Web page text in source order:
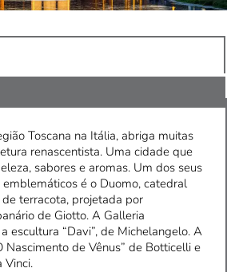
Toscana na Itália, abriga muitas
renascentista. Uma cidade que
sabores e aromas. Um dos seus
é o Duomo, catedral
terracota, projetada por
de Giotto. A Galleria
escultura “Davi”, de Michelangelo. A
Nascimento de Vênus” de Botticelli e
Vinci.